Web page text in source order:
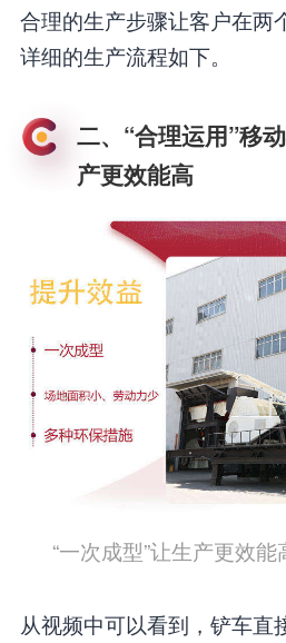
合理的生产步骤让客户在两
详细的生产流程如下。
二、“合理运用”移
产更效能高
“一次成型”让生产更效
从视频中可以看到，铲车直